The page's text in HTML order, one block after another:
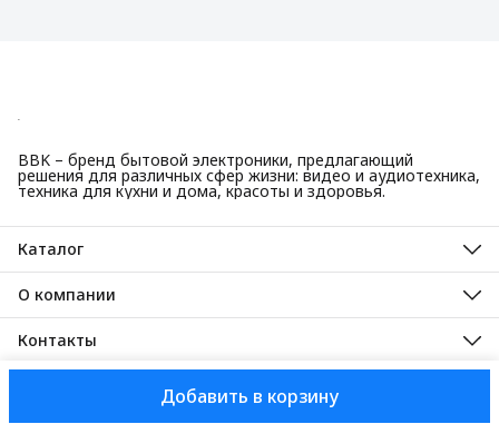
Добавить в корзину
BBK – бренд бытовой электроники, предлагающий
решения для различных сфер жизни: видео и аудиотехника,
техника для кухни и дома, красоты и здоровья.
Каталог
Красота и здоровье
Техника для кухни
Техника для дома
ТВ, аудио, видео
О компании
О нас
Гарантийные обязательства
Контакты
Адрес
125445, город Москва, Ленинградское шоссе, дом 65, стр. 3
АО Торговый дом ББК, 2025ДоставкаОплата